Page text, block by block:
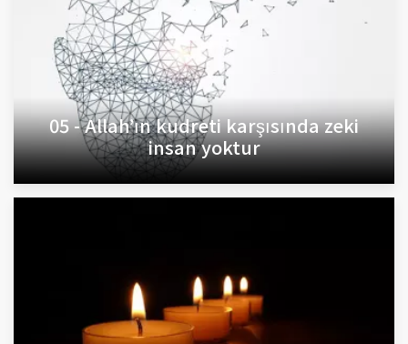
05 - Allah’ın kudreti karşısında zeki
insan yoktur